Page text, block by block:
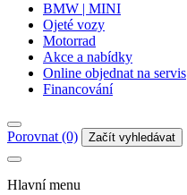
BMW | MINI
Ojeté vozy
Motorrad
Akce a nabídky
Online objednat na servis
Financování
Porovnat (0) Začít vyhledávat
Hlavní menu